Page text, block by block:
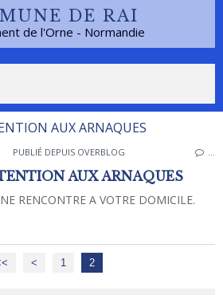
DE RAI
de l'Orne - Normandie
PUBLIÉ DEPUIS OVERBLOG …
AUX ARNAQUES
RENCONTRE A VOTRE DOMICILE.
< 1 2